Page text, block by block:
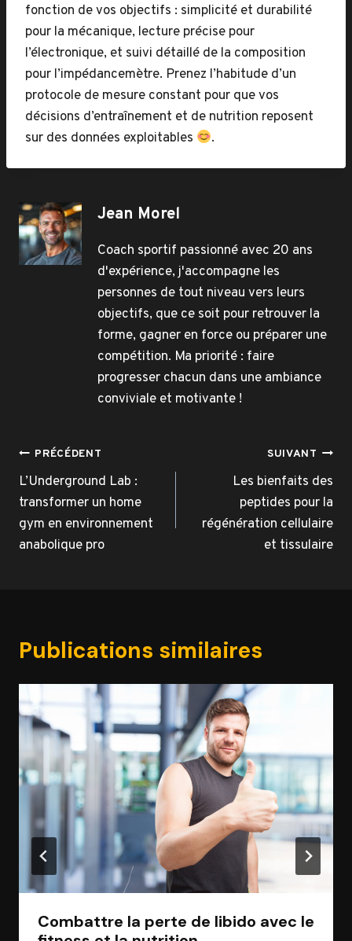
fonction de vos objectifs : simplicité et durabilité
pour la mécanique, lecture précise pour
l’électronique, et suivi détaillé de la composition
pour l’impédancemètre. Prenez l’habitude d’un
protocole de mesure constant pour que vos
décisions d’entraînement et de nutrition reposent
sur des données exploitables
.
Jean Morel
Coach sportif passionné avec 20 ans
d'expérience, j'accompagne les
personnes de tout niveau vers leurs
objectifs, que ce soit pour retrouver la
forme, gagner en force ou préparer une
compétition. Ma priorité : faire
progresser chacun dans une ambiance
conviviale et motivante !
Navigation
de
l’article
PRÉCÉDENT
L’Underground Lab :
transformer un home
gym en environnement
anabolique pro
SUIVANT
Les bienfaits des
peptides pour la
régénération cellulaire
et tissulaire
Publications similaires
Combattre la perte de libido avec le